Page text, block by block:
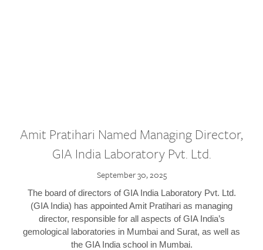
Amit Pratihari Named Managing Director,
GIA India Laboratory Pvt. Ltd.
September 30, 2025
The board of directors of GIA India Laboratory Pvt. Ltd.
(GIA India) has appointed Amit Pratihari as managing
director, responsible for all aspects of GIA India’s
gemological laboratories in Mumbai and Surat, as well as
the GIA India school in Mumbai.